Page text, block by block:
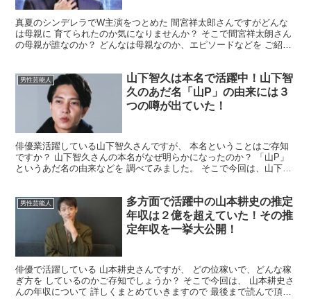
真夏のシンデレラでW主演をつとめた 間宮祥太郎さんですがどんな
は母親に 育てられたのか気になりませんか？ そこで間宮祥太朗さん
の母親が誰なのか？ どんなは母親なのか、エピソードなどを ご紹介
男性芸能人
山下智久は本名で活躍中！山下智
久のあだ名「山P」の由来には３
つの噂が出ていた！
俳優業活躍している山下智久さんですが、 本名ということはご存知
ですか？ 山下智久さんの本名がなぜ明らかになったのか？ 「山P」
というあだ名の由来などを 調べてみました。 そこで今回は、山下智
男性芸能人
多方面で活躍中の山本耕史の推定
年収は２億を超えていた！その推
定年収を一挙大公開！
俳優で活躍している 山本耕史さんですが、 どの位稼いで、どんな稼
ぎ方を しているのかご存知でしょうか？ そこで今回は、 山本耕史さ
んの年収について 詳しくまとめていきますので 最後まで読んで頂け